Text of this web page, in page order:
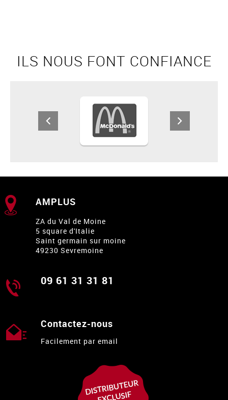
ILS NOUS FONT CONFIANCE
AMPLUS
ZA du Val de Moine
5 square d'Italie
Saint germain sur moine
49230 Sevremoine
09 61 31 31 81
Contactez-nous
Facilement par email